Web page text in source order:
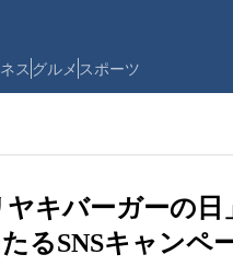
ス グルメ スポーツ
ヤキバーガーの
るSNSキャンペ